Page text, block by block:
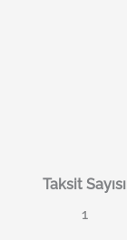
Taksit Sayısı
1